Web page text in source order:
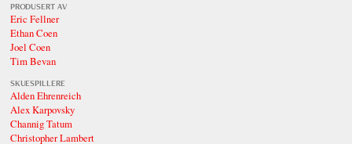
PRODUSERT AV
Eric Fellner
Ethan Coen
Joel Coen
Tim Bevan
SKUESPILLERE
Alden Ehrenreich
Alex Karpovsky
Channig Tatum
Christopher Lambert